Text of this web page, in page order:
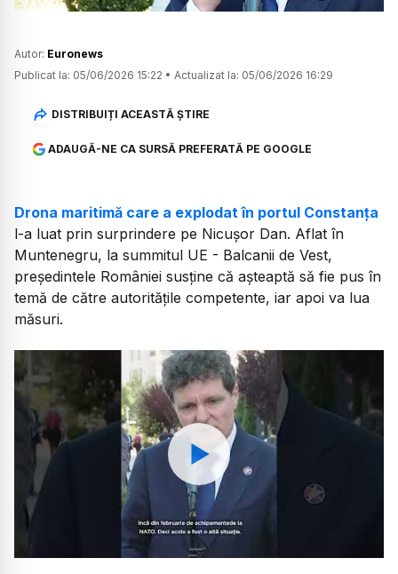
Autor: Euronews
Publicat la: 05/06/2026 15:22 • Actualizat la: 05/06/2026 16:29
DISTRIBUIȚI ACEASTĂ ȘTIRE
ADAUGĂ-NE CA SURSĂ PREFERATĂ PE GOOGLE
Drona maritimă care a explodat în portul Constanța
l-a luat prin surprindere pe Nicușor Dan. Aflat în
Muntenegru, la summitul UE - Balcanii de Vest,
președintele României susține că așteaptă să fie pus în
temă de către autoritățile competente, iar apoi va lua
măsuri.
Watch